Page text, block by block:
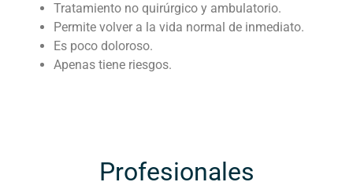
Tratamiento no quirúrgico y ambulatorio.
Permite volver a la vida normal de inmediato.
Es poco doloroso.
Apenas tiene riesgos.
Profesionales